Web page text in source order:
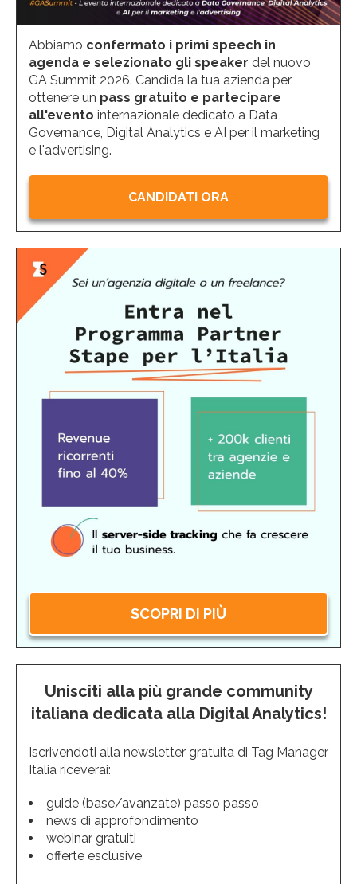
Abbiamo confermato i primi speech in
agenda e selezionato gli speaker del nuovo
GA Summit 2026. Candida la tua azienda per
ottenere un pass gratuito e partecipare
all'evento internazionale dedicato a Data
Governance, Digital Analytics e AI per il marketing
e l'advertising.
CANDIDATI ORA
SCOPRI DI PIÙ
Unisciti alla più grande community
italiana dedicata alla Digital Analytics!
Iscrivendoti alla newsletter gratuita di Tag Manager
Italia riceverai:
guide (base/avanzate) passo passo
news di approfondimento
webinar gratuiti
offerte esclusive